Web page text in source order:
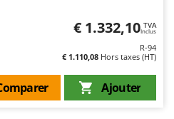
€ 1.332,10 TVA
Inclus
R-94
€ 1.110,08 Hors taxes (HT)
Ajouter